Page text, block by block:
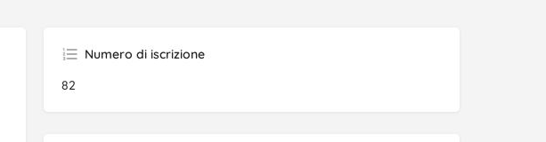
Numero di iscrizione
82